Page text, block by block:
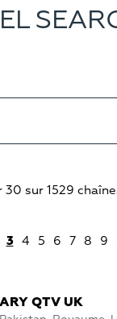
30 sur 1529
3 4 5 6 7 8 9
ARY QTV UK